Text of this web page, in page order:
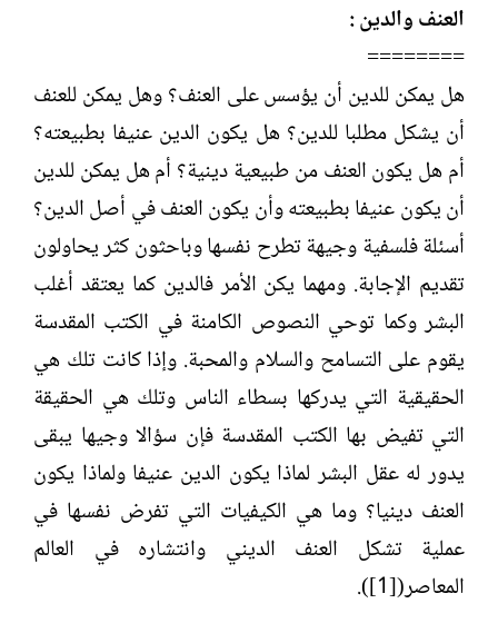
العنف والدين :
========
هل يمكن للدين أن يؤسس على العنف؟ وهل يمكن للعنف
أن يشكل مطلبا للدين؟ هل يكون الدين عنيفا بطبيعته؟
أم هل يكون العنف من طبيعية دينية؟ أم هل يمكن للدين
أن يكون عنيفا بطبيعته وأن يكون العنف في أصل الدين؟
أسئلة فلسفية وجيهة تطرح نفسها وباحثون كثر يحاولون
تقديم الإجابة. ومهما يكن الأمر فالدين كما يعتقد أغلب
البشر وكما توحي النصوص الكامنة في الكتب المقدسة
يقوم على التسامح والسلام والمحبة. وإذا كانت تلك هي
الحقيقية التي يدركها بسطاء الناس وتلك هي الحقيقة
التي تفيض بها الكتب المقدسة فإن سؤالا وجيها يبقى
يدور له عقل البشر لماذا يكون الدين عنيفا ولماذا يكون
العنف دينيا؟ وما هي الكيفيات التي تفرض نفسها في
عملية تشكل العنف الديني وانتشاره في العالم
المعاصر([1]).